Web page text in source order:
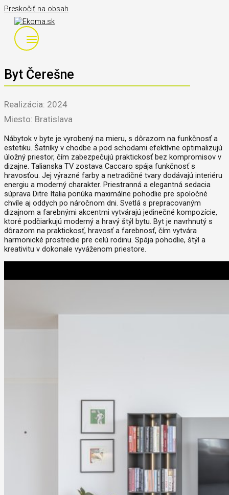
Preskočiť na obsah
Byt Čerešne
Realizácia: 2024
Miesto: Bratislava
Nábytok v byte je vyrobený na mieru, s dôrazom na funkčnosť a
estetiku. Šatníky v chodbe a pod schodami efektívne optimalizujú
úložný priestor, čím zabezpečujú praktickosť bez kompromisov v
dizajne. Talianska TV zostava Caccaro spája funkčnosť s
hravosťou. Jej výrazné farby a netradičné tvary dodávajú interiéru
energiu a moderný charakter. Priestranná a elegantná sedacia
súprava Ditre Italia ponúka maximálne pohodlie pre spoločné
chvíle aj oddych po náročnom dni. Svetlá s prepracovaným
dizajnom a farebnými akcentmi vytvárajú jedinečné kompozície,
ktoré podčiarkujú moderný a hravý štýl bytu. Byt je navrhnutý s
dôrazom na praktickosť, hravosť a farebnosť, čím vytvára
harmonické prostredie pre celú rodinu. Spája pohodlie, štýl a
kreativitu v dokonale vyváženom priestore.